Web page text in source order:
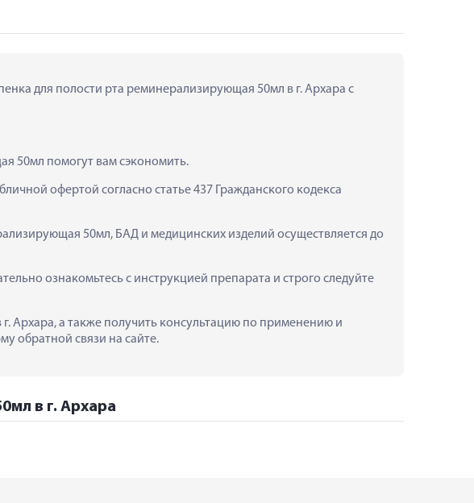
для полости рта реминерализирующая 50мл в г. Архара с
50мл помогут вам сэкономить.
офертой согласно статье 437 Гражданского кодекса
50мл, БАД и медицинских изделий осуществляется до
ознакомьтесь с инструкцией препарата и строго следуйте
Архара, а также получить консультацию по применению и
обратной связи на сайте.
в г. Архара